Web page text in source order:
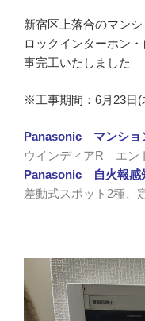
新宿区上落合のマン
ロックインターホン
事完工いたしました
※工事期間：6月23日(
Panasonic マンショ
ウインディアR エン
Panasonic 自火報感
差動式スポット2種、